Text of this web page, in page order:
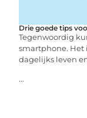
Drie goede tips
Tegenwoordig
smartphone. Het
dagelijks leven
...